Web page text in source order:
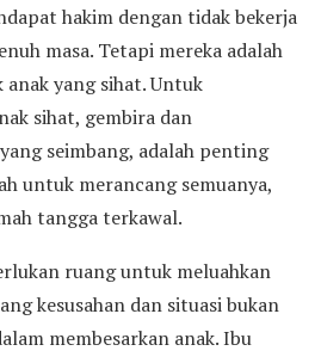
hakim dengan tidak bekerja
masa. Tetapi mereka adalah
anak yang sihat. Untuk
sihat, gembira dan
seimbang, adalah penting
untuk merancang semuanya,
tangga terkawal.
ruang untuk meluahkan
kesusahan dan situasi bukan
membesarkan anak. Ibu